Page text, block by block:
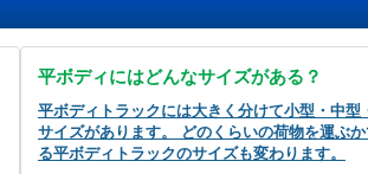
平ボディにはどんなサイズがある？
平ボディトラックには大きく分けて小型・中型
サイズがあります。 どのくらいの荷物を運ぶ
る平ボディトラックのサイズも変わります。